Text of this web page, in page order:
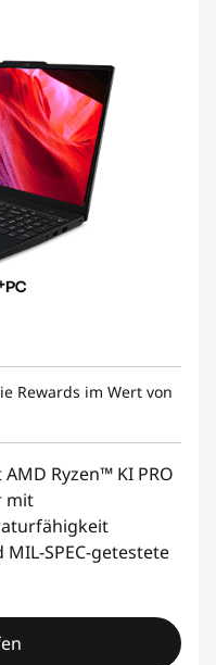
Rewards im Wert von
Ryzen™ KI PRO
mit
SPEC-getestete